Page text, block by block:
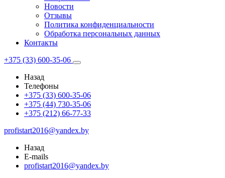
Новости
Отзывы
Политика конфиденциальности
Обработка персональных данных
Контакты
+375 (33) 600-35-06
Назад
Телефоны
+375 (33) 600-35-06
+375 (44) 730-35-06
+375 (212) 66-77-33
profistart2016@yandex.by
Назад
E-mails
profistart2016@yandex.by